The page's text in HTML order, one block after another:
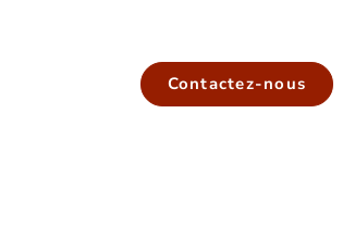
Contactez-nous